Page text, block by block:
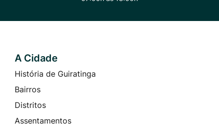
Seção do Rodapé e Contato
A Cidade
História de Guiratinga
Bairros
Distritos
Assentamentos